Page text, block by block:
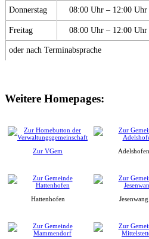
Donnerstag 08:00 Uhr – 12:00 Uhr
Freitag 08:00 Uhr – 12:00 Uhr
oder nach Terminabsprache
Weitere Homepages:
Zur VGem Adelshofen
Hattenhofen Jesenwang